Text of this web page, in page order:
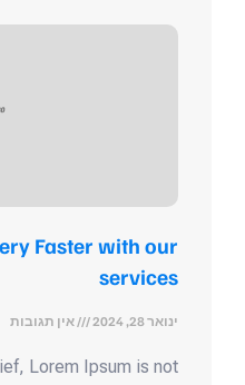
Faster with our
services
ינואר 28, 2024 אין תגובות
Lorem Ipsum is not